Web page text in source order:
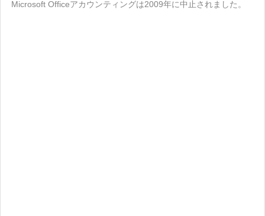
Microsoft Officeアカウンティングは2009年に中止されました。